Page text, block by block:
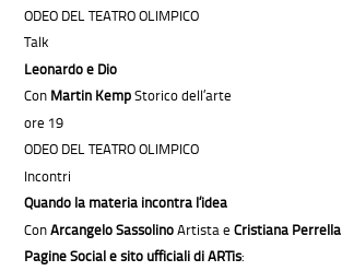
ODEO DEL TEATRO OLIMPICO
Talk
Leonardo e Dio
Con Martin KempStorico dell’arte
ore 19
ODEO DEL TEATRO OLIMPICO
Incontri
Quando la materia incontra l’idea
ConArcangelo SassolinoArtista eCristiana Perrella
Pagine Social e sito ufficiali di ARTis: